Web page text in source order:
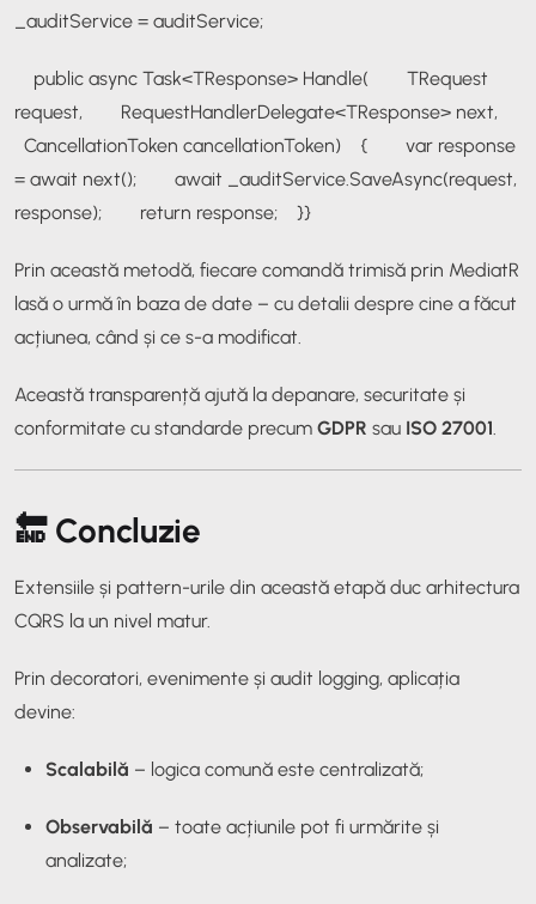
_auditService = auditService;
public async Task<TResponse> Handle( TRequest
request, RequestHandlerDelegate<TResponse> next,
CancellationToken cancellationToken) { var response
= await next(); await _auditService.SaveAsync(request,
response); return response; }}
Prin această metodă, fiecare comandă trimisă prin MediatR
lasă o urmă în baza de date – cu detalii despre cine a făcut
acțiunea, când și ce s-a modificat.
Această transparență ajută la depanare, securitate și
conformitate cu standarde precum GDPR sau ISO 27001
🔚 Concluzie
Extensiile și pattern-urile din această etapă duc arhitectura
CQRS la un nivel matur.
Prin decoratori, evenimente și audit logging, aplicația
devine:
Scalabilă – logica comună este centralizată;
Observabilă – toate acțiunile pot fi urmărite și
analizate;